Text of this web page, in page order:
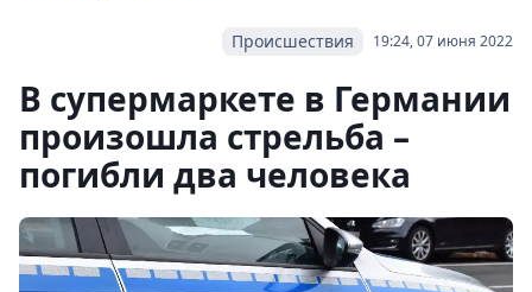
19:24, 07 июня 2022
Происшествия
В супермаркете в Германии
произошла стрельба –
погибли два человека